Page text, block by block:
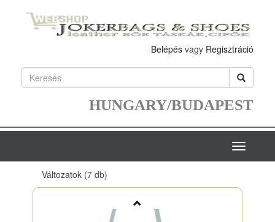
Belépés vagy Regisztráció
HUNGARY/BUDAPEST
Toggle
Változatok (7 db)